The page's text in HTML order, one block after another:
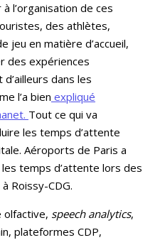
l’organisation de ces
des athlètes,
jeu en matière d’accueil,
des expériences
dans les
l’a bien expliqué
Tout ce qui va
les temps d’attente
Aéroports de Paris a
temps d’attente lors des
Roissy-CDG.
olfactive, speech analytics,
plateformes CDP,